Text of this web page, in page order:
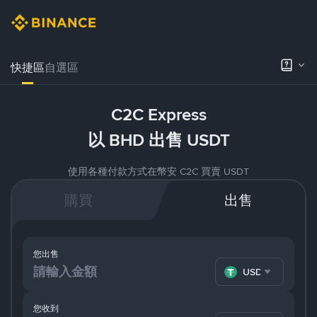
快捷區自選區
C2C Express
以 BHD 出售 USDT
使用各種付款方式在幣安 C2C 買賣 USDT
購買 出售
您收到
您出售
USDT